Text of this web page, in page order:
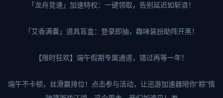
「龙舟竞速」加速特权：一键领取，告别延迟如斩浪！
「艾香满囊」道具盲盒：登录即抽，趣味装扮助阵开黑！
【限时狂欢】端午假期专属通道，错过再等一年！
端午不卡顿，丝滑赢排位！点击参与活动，让迅游加速器陪你“粽”情